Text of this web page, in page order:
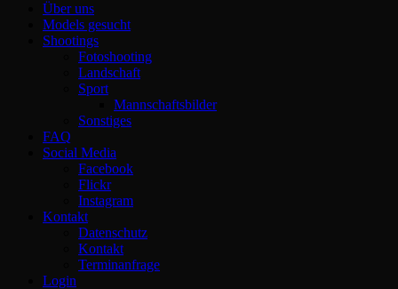
Über uns
Models gesucht
Shootings
Fotoshooting
Landschaft
Sport
Mannschaftsbilder
Sonstiges
FAQ
Social Media
Facebook
Flickr
Instagram
Kontakt
Datenschutz
Kontakt
Terminanfrage
Login